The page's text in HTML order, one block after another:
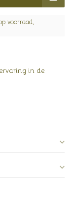
voorraad,
in de